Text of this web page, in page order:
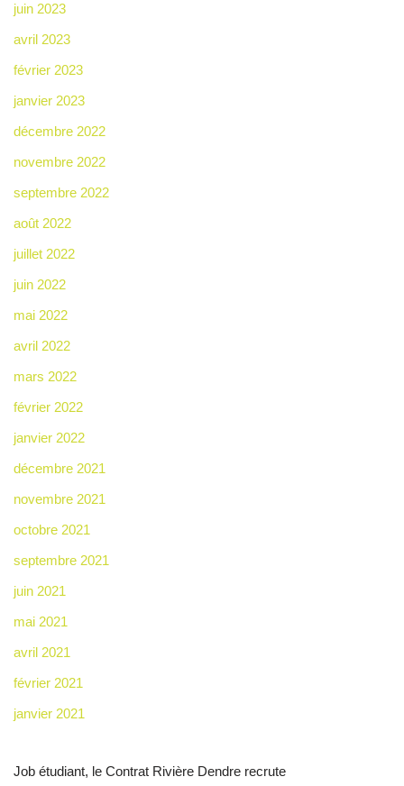
juin 2023
avril 2023
février 2023
janvier 2023
décembre 2022
novembre 2022
septembre 2022
août 2022
juillet 2022
juin 2022
mai 2022
avril 2022
mars 2022
février 2022
janvier 2022
décembre 2021
novembre 2021
octobre 2021
septembre 2021
juin 2021
mai 2021
avril 2021
février 2021
janvier 2021
Job étudiant, le Contrat Rivière Dendre recrute